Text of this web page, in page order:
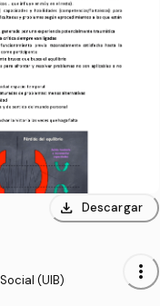
download Descargar
(UIB) more_vert